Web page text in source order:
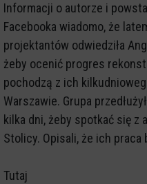
Informacji o autorze i
Facebooka wiadomo, że
projektantów odwiedziła
żeby ocenić progres
pochodzą z ich
Warszawie. Grupa
kilka dni, żeby spotkać się z
Stolicy. Opisali, że ich praca
Tutaj